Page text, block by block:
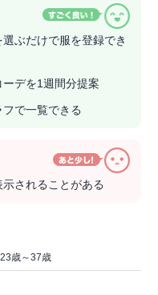
ぶだけで服を登録でき
デを1週間分提案
で一覧できる
されることがある
歳～37歳